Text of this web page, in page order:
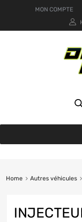
MON COMPTE
Home Autres véhicules